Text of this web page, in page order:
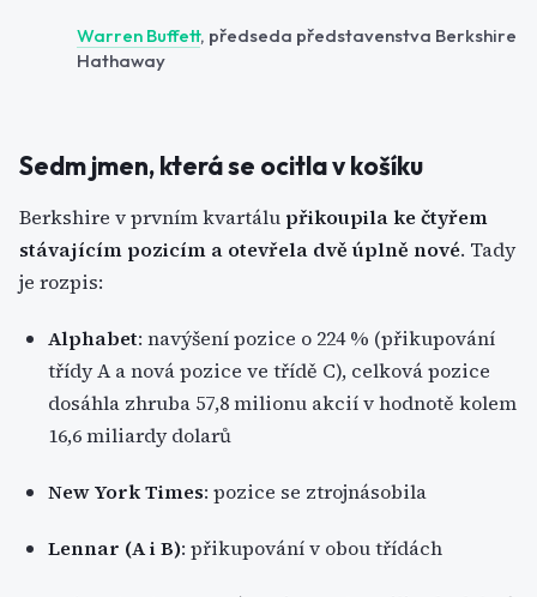
Warren Buffett, předseda představenstva Berkshire
Hathaway
Sedm jmen, která se ocitla v košíku
Berkshire v prvním kvartálu přikoupila ke čtyřem
stávajícím pozicím a otevřela dvě úplně nové. Tady
je rozpis:
Alphabet: navýšení pozice o 224 % (přikupování
třídy A a nová pozice ve třídě C), celková pozice
dosáhla zhruba 57,8 milionu akcií v hodnotě kolem
16,6 miliardy dolarů
New York Times: pozice se ztrojnásobila
Lennar (A i B): přikupování v obou třídách